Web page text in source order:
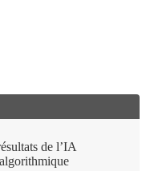
de l’IA